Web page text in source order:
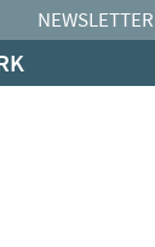
NEWSLETTER